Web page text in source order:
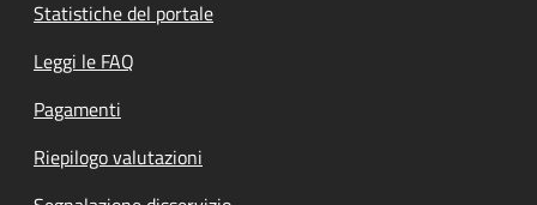
Statistiche del portale
Leggi le FAQ
Pagamenti
Riepilogo valutazioni